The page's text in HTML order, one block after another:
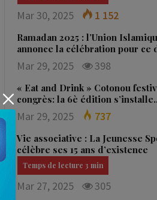
Mar 30, 2025 1 152
Ramadan 2025 : l’Union
annonce la célébration pour ce
Mar 29, 2025 398
« Eat and Drink » Cotonou
congrès: la 6è édition
Mar 29, 2025 737
Vie associative : La Jeunesse
célèbre ses 15 ans d’existence
Mar 27, 2025 305